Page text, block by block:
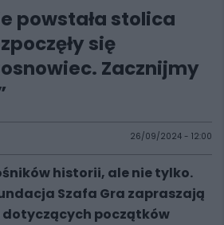
powstała stolica
się
Zacznijmy
26/09/2024 - 12:00
historii, ale nie tylko.
Szafa Gra zapraszają
dotyczących początków